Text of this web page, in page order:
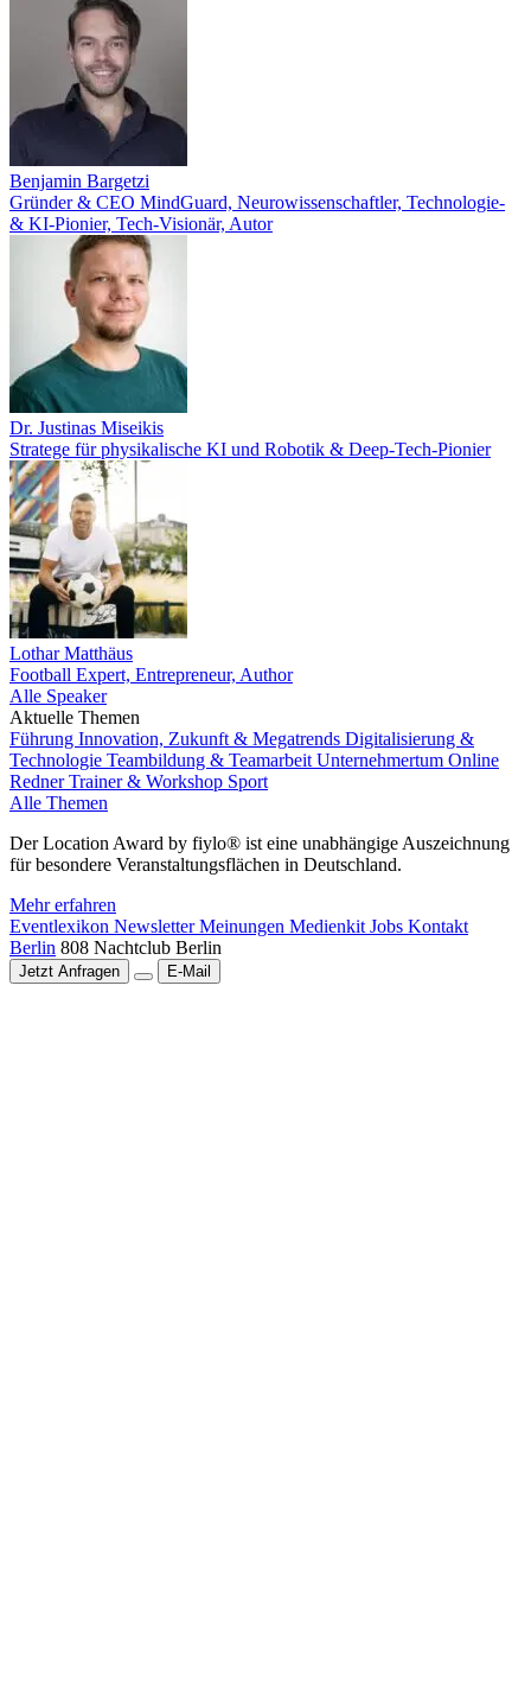
Benjamin Bargetzi
Gründer & CEO MindGuard, Neurowissenschaftler, Technologie-
& KI-Pionier, Tech-Visionär, Autor
Dr. Justinas Miseikis
Stratege für physikalische KI und Robotik & Deep-Tech-Pionier
Lothar Matthäus
Football Expert, Entrepreneur, Author
Alle Speaker
Aktuelle Themen
Führung Innovation, Zukunft & Megatrends Digitalisierung &
Technologie Teambildung & Teamarbeit Unternehmertum Online
RednerTrainer & Workshop Sport
Alle Themen
Der Location Award by fiylo® ist eine unabhängige Auszeichnung
für besondere Veranstaltungsflächen in Deutschland.
Mehr erfahren
Eventlexikon NewsletterMeinungen Medienkit Jobs Kontakt
Berlin 808 Nachtclub Berlin
Jetzt Anfragen E-Mail